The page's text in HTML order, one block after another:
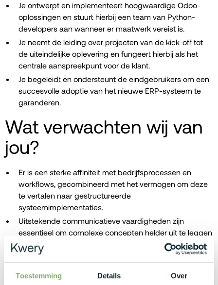
Toestemming Details Over
Je ontwerpt en implementeert hoogwaardige Odoo-
oplossingen en stuurt hierbij een team van Python-
developers aan wanneer er maatwerk vereist is.
Je neemt de leiding over projecten van de kick-off tot
de uiteindelijke oplevering en fungeert hierbij als het
centrale aanspreekpunt voor de klant.
Je begeleidt en ondersteunt de eindgebruikers om een
succesvolle adoptie van het nieuwe ERP-systeem te
garanderen.
Wat verwachten wij van
jou?
Er is een sterke affiniteit met bedrijfsprocessen en
workflows, gecombineerd met het vermogen om deze
te vertalen naar gestructureerde
systeemimplementaties.
Uitstekende communicatieve vaardigheden zijn
essentieel om complexe concepten helder uit te leggen
aan zowel technische als niet-technische stakeholders.
Een analytische, kwaliteitsgerichte en
vaardigheid om zelfstandig projecten te leiden en